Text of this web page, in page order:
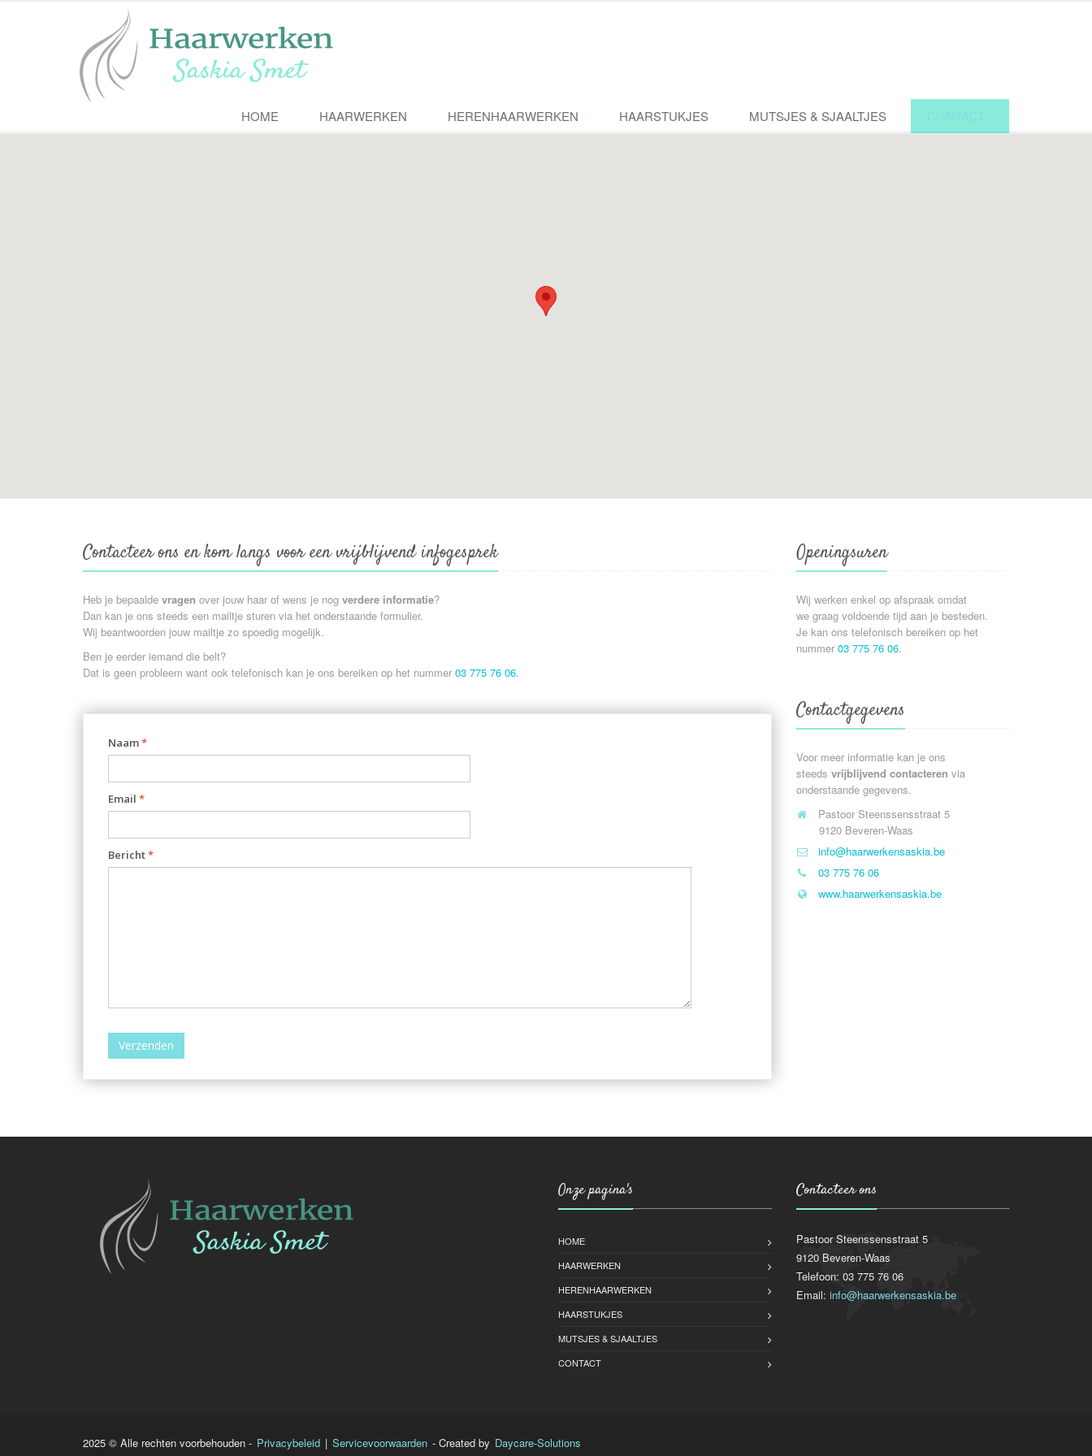
HOME HAARWERKEN HERENHAARWERKEN HAARSTUKJES MUTSJES & SJAALTJES
Contacteer ons en kom langs voor een vrijblijvend infogesprek
Heb je bepaalde vragen over jouw haar of wens je nog verdere informatie?
Dan kan je ons steeds een mailtje sturen via het onderstaande formulier.
Wij beantwoorden jouw mailtje zo spoedig mogelijk.
Ben je eerder iemand die belt?
Dat is geen probleem want ook telefonisch kan je ons bereiken op het nummer 03 775 76 06.
Naam*
Email *
Bericht*
Openingsuren
Wij werken enkel op afspraak omdat
we graag voldoende tijd aan je besteden.
Je kan ons telefonisch bereiken op het
nummer 03 775 76 06.
Contactgegevens
Voor meer informatie kan je ons
steeds vrijblijvend contacteren via
onderstaande gegevens.
Pastoor Steenssensstraat 5
9120 Beveren-Waas
info@haarwerkensaskia.be
03 775 76 06
www.haarwerkensaskia.be
Onze pagina's
HOME
HAARWERKEN
HERENHAARWERKEN
HAARSTUKJES
MUTSJES & SJAALTJES
CONTACT
Contacteer ons
Pastoor Steenssensstraat 5
9120 Beveren-Waas
Telefoon: 03 775 76 06
Email: info@haarwerkensaskia.be
2025 © Alle rechten voorbehouden - Privacybeleid | Servicevoorwaarden - Created by Daycare-Solutions